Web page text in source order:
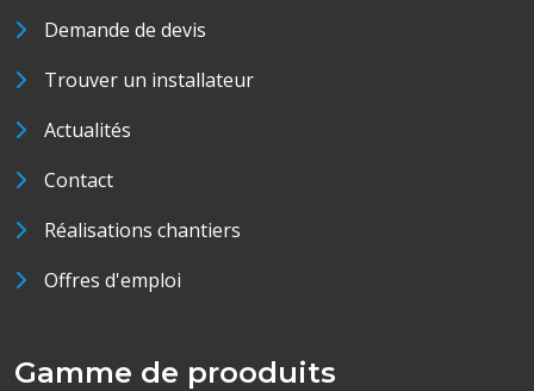
Demande de devis
Trouver un installateur
Actualités
Contact
Réalisations chantiers
Offres d'emploi
Gamme de prooduits